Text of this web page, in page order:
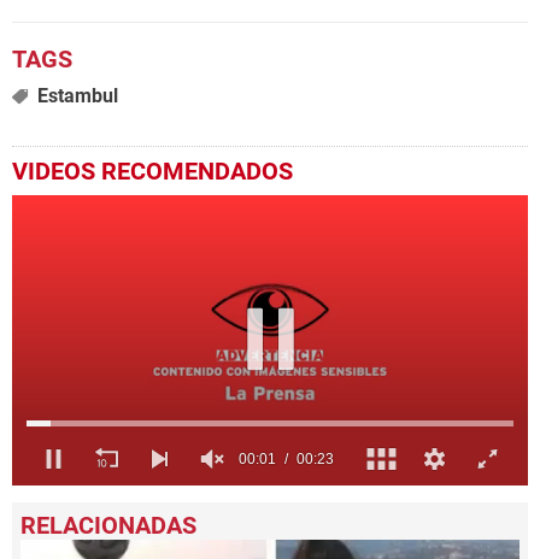
Estambul
VIDEOS RECOMENDADOS
seconds
of